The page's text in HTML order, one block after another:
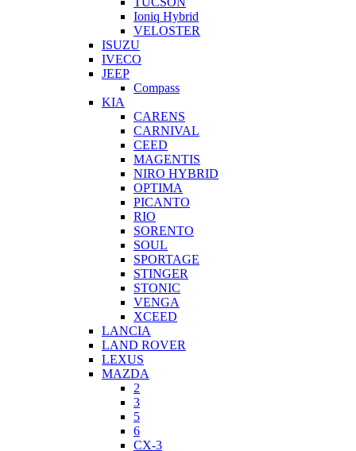
Ioniq Hybrid
VELOSTER
ISUZU
IVECO
JEEP
Compass
KIA
CARENS
CARNIVAL
CEED
MAGENTIS
NIRO HYBRID
OPTIMA
PICANTO
RIO
SORENTO
SOUL
SPORTAGE
STINGER
STONIC
VENGA
XCEED
LANCIA
LAND ROVER
LEXUS
MAZDA
2
3
5
6
CX-3